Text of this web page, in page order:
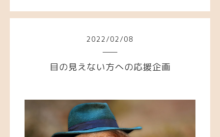
2022 /02 /08
目の見えない方への応援企画